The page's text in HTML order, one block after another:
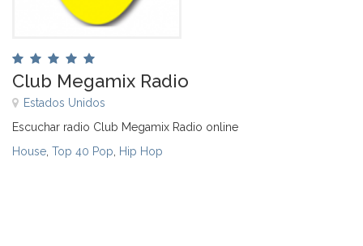
Club Megamix Radio
Estados Unidos
Escuchar radio Club Megamix Radio online
House Top 40 Pop Hip Hop